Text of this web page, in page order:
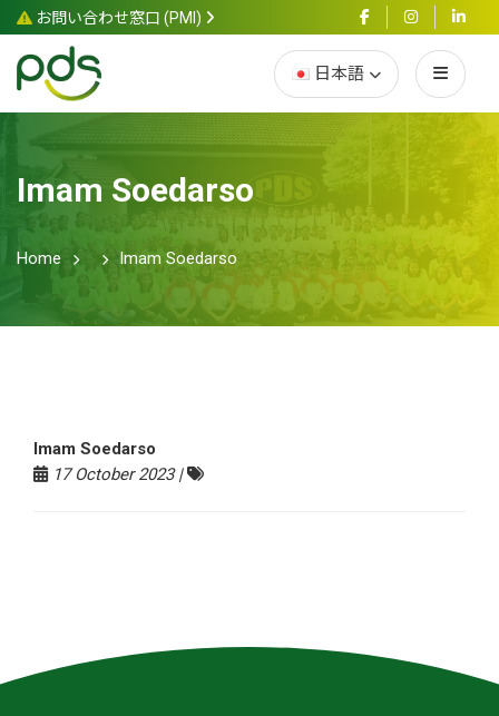
お問い合わせ窓口 (PMI)
日本語
Imam Soedarso
Home Imam Soedarso
Imam Soedarso
17 October 2023 |